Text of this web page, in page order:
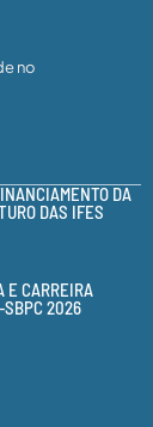
no
DA
DAS IFES
E CARREIRA
SBPC 2026